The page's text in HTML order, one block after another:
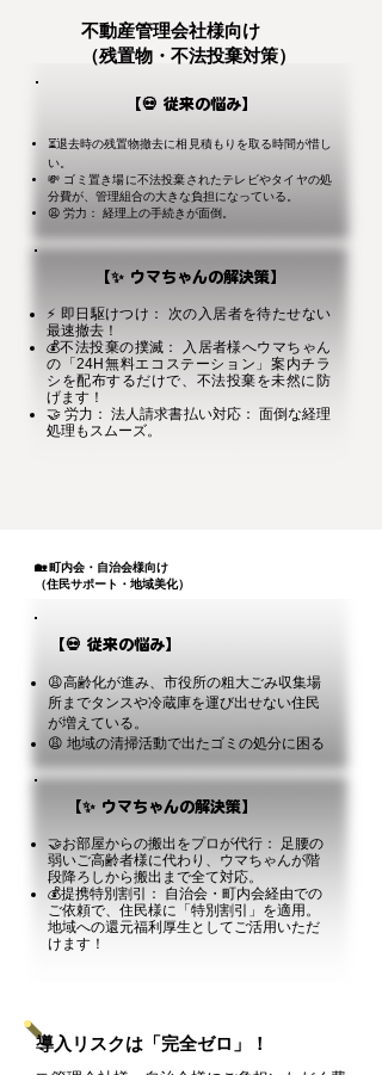
不動産管理会社様向け
（残置物・不法投棄対策）
【💀 従来の悩み】
⏳退去時の残置物撤去に相見積もりを取る時間が惜し
い。
💸 ゴミ置き場に不法投棄されたテレビやタイヤの処
分費が、管理組合の大きな負担になっている。
😩 労力： 経理上の手続きが面倒。
【✨ ウマちゃんの解決策】
⚡ 即日駆けつけ： 次の入居者を待たせない
最速撤去！
💰不法投棄の撲滅： 入居者様へウマちゃん
の「24H無料エコステーション」案内チラ
シを配布するだけで、不法投棄を未然に防
げます！
🤝 労力： 法人請求書払い対応： 面倒な経理
処理もスムーズ。
🏡 町内会・自治会様向け
（住民サポート・地域美化）
【💀 従来の悩み】
😩高齢化が進み、市役所の粗大ごみ収集場
所までタンスや冷蔵庫を運び出せない住民
が増えている。
😩 地域の清掃活動で出たゴミの処分に困る
【✨ ウマちゃんの解決策】
🤝お部屋からの搬出をプロが代行： 足腰の
弱いご高齢者様に代わり、ウマちゃんが階
段降ろしから搬出まで全て対応。
💰提携特別割引： 自治会・町内会経由での
ご依頼で、住民様に「特別割引」を適用。
地域への還元福利厚生としてご活用いただ
けます！
導入リスクは「完全ゼロ」！